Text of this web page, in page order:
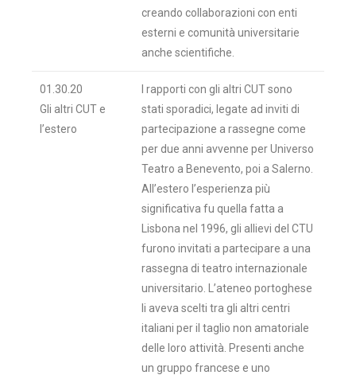
creando collaborazioni con enti
esterni e comunità universitarie
anche scientifiche.
01.30.20
Gli altri CUT e
l’estero
I rapporti con gli altri CUT sono
stati sporadici, legate ad inviti di
partecipazione a rassegne come
per due anni avvenne per Universo
Teatro a Benevento, poi a Salerno.
All’estero l’esperienza più
significativa fu quella fatta a
Lisbona nel 1996, gli allievi del CTU
furono invitati a partecipare a una
rassegna di teatro internazionale
universitario. L’ateneo portoghese
li aveva scelti tra gli altri centri
italiani per il taglio non amatoriale
delle loro attività. Presenti anche
un gruppo francese e uno